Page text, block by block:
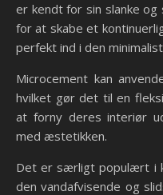
er kendt for sin slanke
for at skabe et
perfekt ind i den
Microcement kan
hvilket gør det til en
at forny deres interiør
med æstetikken.
Det er særligt populært i
den vandafvisende og